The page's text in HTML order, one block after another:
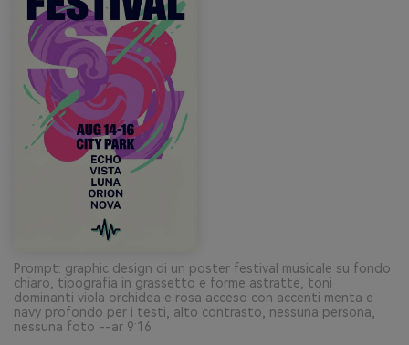
Prompt: graphic design di un poster festival musicale su fondo
chiaro, tipografia in grassetto e forme astratte, toni
dominanti viola orchidea e rosa acceso con accenti menta e
navy profondo per i testi, alto contrasto, nessuna persona,
nessuna foto --ar 9:16